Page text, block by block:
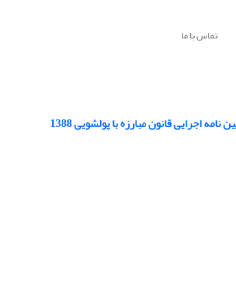
تماس با ما
اجرایی قانون مبارزه با پولشویی 1388